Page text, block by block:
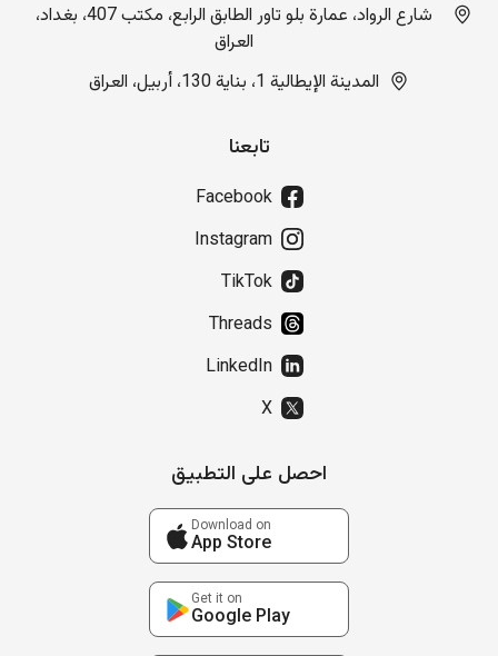
شارع الرواد، عمارة بلو تاور الطابق الرابع، مكتب 407، بغداد،
العراق
المدينة الإيطالية 1، بناية 130، أربيل، العراق
تابعنا
Facebook
Instagram
TikTok
Threads
LinkedIn
X
احصل على التطبيق
Download on
App Store
Get it on
Google Play